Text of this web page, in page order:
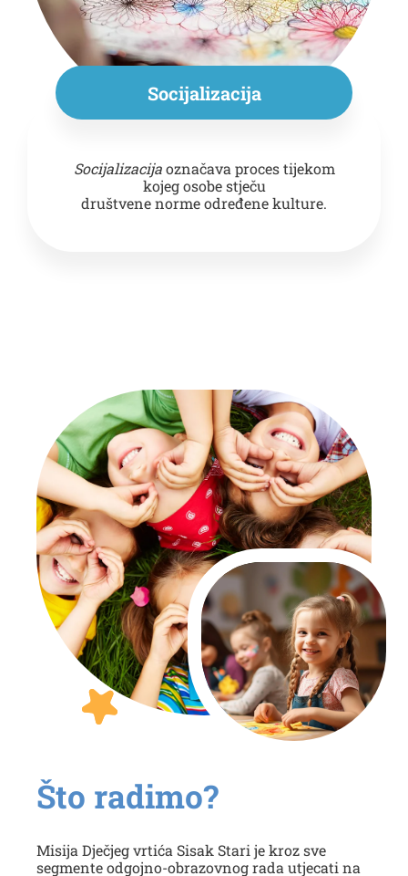
Socijalizacija
Socijalizacijaoznačava proces tijekom
kojeg osobe stječu
društvene norme određene kulture.
Što radimo?
Misija Dječjeg vrtića Sisak Stari je kroz sve
segmente odgojno-obrazovnog rada utjecati na